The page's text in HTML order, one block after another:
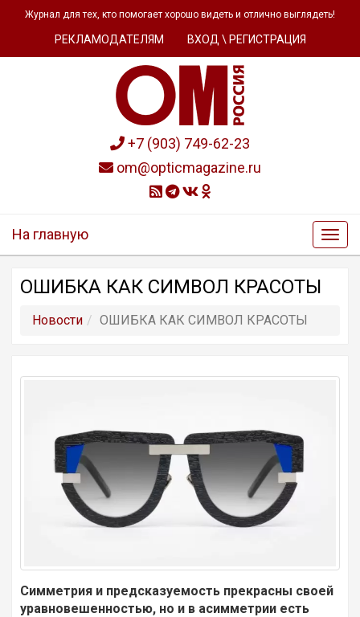
Журнал для тех, кто помогает хорошо видеть и отлично выглядеть!
РЕКЛАМОДАТЕЛЯМ ВХОД \ РЕГИСТРАЦИЯ
+7 (903) 749-62-23
om@opticmagazine.ru
На главную
ОШИБКА КАК СИМВОЛ КРАСОТЫ
Новости ОШИБКА КАК СИМВОЛ КРАСОТЫ
Симметрия и предсказуемость прекрасны своей
уравновешенностью, но и в асимметрии есть